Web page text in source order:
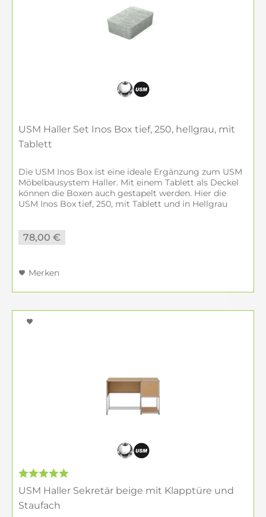
USM Haller Set Inos Box tief, 250, hellgrau, mit
Tablett
Die USM Inos Box ist eine ideale Ergänzung zum USM
Möbelbausystem Haller. Mit einem Tablett als Deckel
können die Boxen auch gestapelt werden. Hier die
USM Inos Box tief, 250, mit Tablett und in Hellgrau
78,00 €
Merken
USM Haller Sekretär beige mit Klapptüre und
Staufach